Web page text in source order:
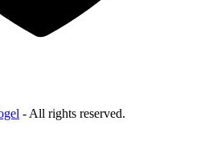
- All rights reserved.